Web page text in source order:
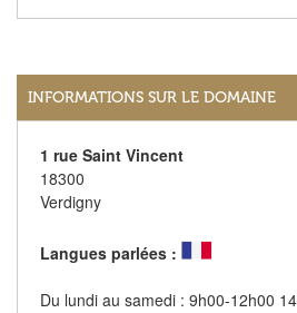
INFORMATIONS SUR LE DOMAINE
1 rue Saint Vincent
18300
Verdigny
Langues parlées :
Du lundi au samedi : 9h00-12h00